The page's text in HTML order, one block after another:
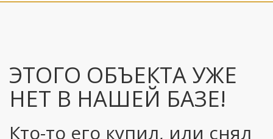
ЭТОГО ОБЪЕКТА УЖЕ
НЕТ В НАШЕЙ БАЗЕ!
Кто-то его купил, или снял